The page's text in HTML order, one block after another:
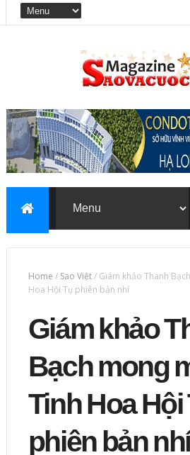
Home / Sao Việt/ Giám khảo Thanh
Hoa Hội Tụ phiên bản nhí
Giám khảo
Bạch mong
Tinh Hoa Hội
phiên bản nhí